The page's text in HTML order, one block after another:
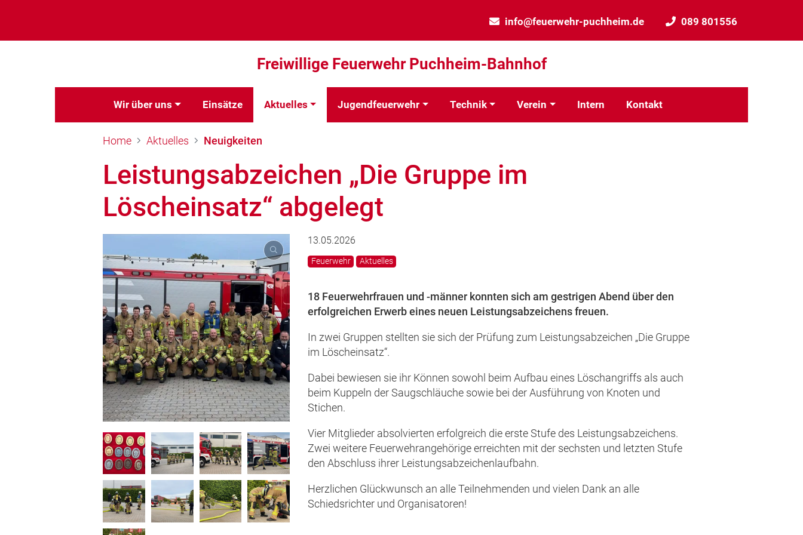
info@feuerwehr-puchheim.de 089 801556
Freiwillige Feuerwehr Puchheim-Bahnhof
Wir über uns Einsätze Aktuelles Jugendfeuerwehr Technik Verein Intern Kontakt
Home Aktuelles Neuigkeiten
Leistungsabzeichen „Die Gruppe im
Löscheinsatz“ abgelegt
13.05.2026
Feuerwehr Aktuelles
18 Feuerwehrfrauen und -männer konnten sich am gestrigen Abend über den
erfolgreichen Erwerb eines neuen Leistungsabzeichens freuen.
In zwei Gruppen stellten sie sich der Prüfung zum Leistungsabzeichen „Die Gruppe
im Löscheinsatz“.
Dabei bewiesen sie ihr Können sowohl beim Aufbau eines Löschangriffs als auch
beim Kuppeln der Saugschläuche sowie bei der Ausführung von Knoten und
Stichen.
Vier Mitglieder absolvierten erfolgreich die erste Stufe des Leistungsabzeichens.
Zwei weitere Feuerwehrangehörige erreichten mit der sechsten und letzten Stufe
den Abschluss ihrer Leistungsabzeichenlaufbahn.
Herzlichen Glückwunsch an alle Teilnehmenden und vielen Dank an alle
Schiedsrichter und Organisatoren!